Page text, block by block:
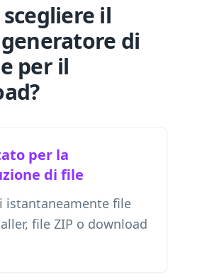
il
di
per il
per la
di file
istantaneamente file
file ZIP o download